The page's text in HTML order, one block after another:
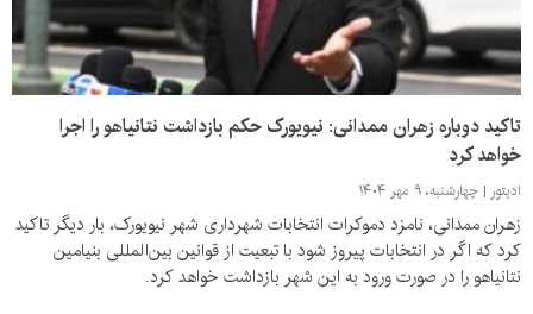
تاکید دوباره زهران ممدانی: نیویورک حکم بازداشت نتانیاهو را اجرا
خواهد کرد
ادیتور چهارشنبه، ۹ مهر ۱۴۰۴
زهران ممدانی، نامزد دموکرات انتخابات شهرداری شهر نیویورک، بار دیگر تاکید
کرد که اگر در انتخابات پیروز شود با تبعیت از قوانین بین‌المللی بنیامین
نتانیاهو را در صورت ورود به این شهر بازداشت خواهد کرد.